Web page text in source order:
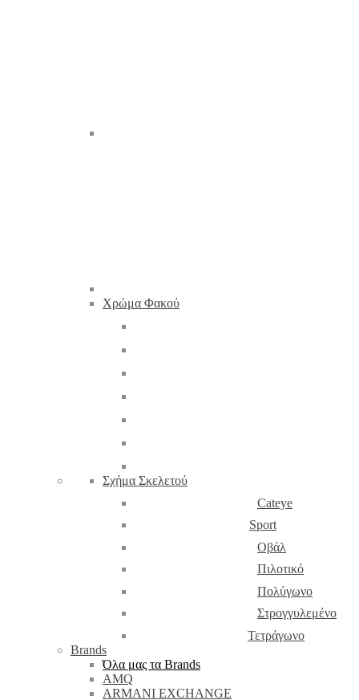
Χρώμα Φακού
Σχήμα Σκελετού
Cateye
Sport
Οβάλ
Πιλοτικό
Πολύγωνο
Στρογγυλεμένο
Τετράγωνο
Brands
Όλα μας τα Brands
AMQ
ARMANI EXCHANGE